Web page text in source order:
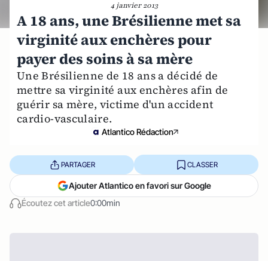
4 janvier 2013
A 18 ans, une Brésilienne met sa
virginité aux enchères pour
payer des soins à sa mère
Une Brésilienne de 18 ans a décidé de
mettre sa virginité aux enchères afin de
guérir sa mère, victime d'un accident
cardio-vasculaire.
Atlantico Rédaction
Écoutez cet article0:00min
PARTAGER CLASSER
Ajouter Atlantico en favori sur Google